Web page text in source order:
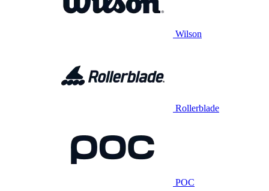
Wilson
Rollerblade
POC